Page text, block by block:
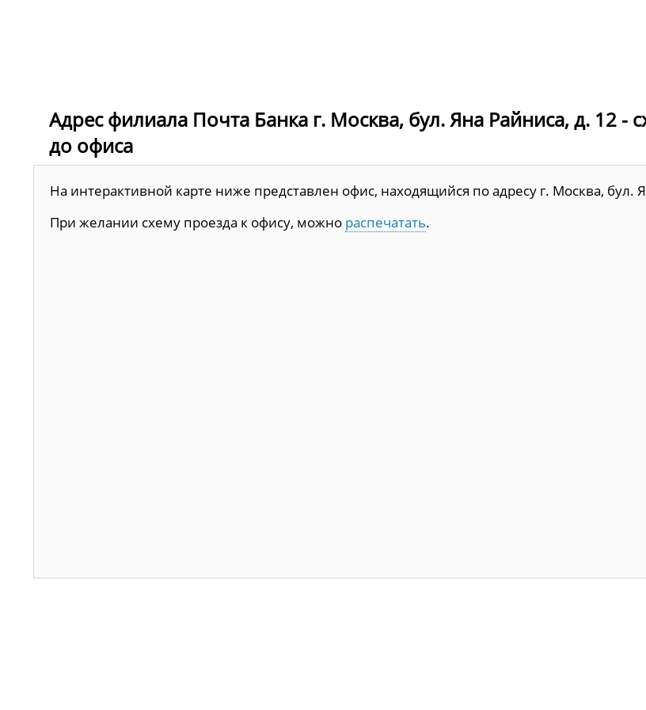
Адрес филиала Почта Банка г. Москва, бул. Яна Райниса, д. 12 -
до офиса
На интерактивной карте ниже представлен офис, находящийся по адресу г. Москва, бул.
При желании схему проезда к офису, можно распечатать.